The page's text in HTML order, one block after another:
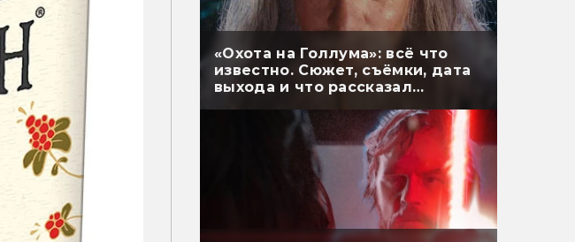
«Охота на Голлума»: всё что
известно. Сюжет, съёмки, дата
выхода и что рассказал